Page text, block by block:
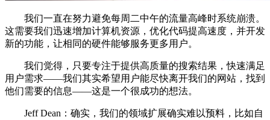
我们一直在努力避免每周二中午的流量高峰时系统崩溃。
这需要我们迅速增加计算机资源，优化代码提高速度，并开发
新的功能，让相同的硬件能够服务更多用户。
我们觉得，只要专注于提供高质量的搜索结果，快速满足
用户需求——我们其实希望用户能尽快离开我们的网站，找到
他们需要的信息——这是一个很成功的想法。
Jeff Dean：确实，我们的领域扩展确实难以预料，比如自